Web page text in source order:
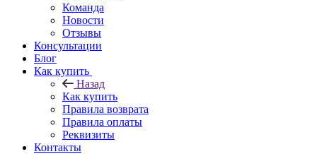
Команда
Новости
Отзывы
Консультации
Блог
Как купить
Назад
Как купить
Правила возврата
Правила оплаты
Реквизиты
Контакты